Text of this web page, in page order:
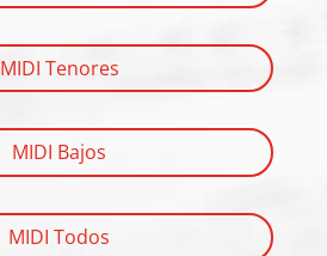
MIDI Tenores
MIDI Bajos
MIDI Todos